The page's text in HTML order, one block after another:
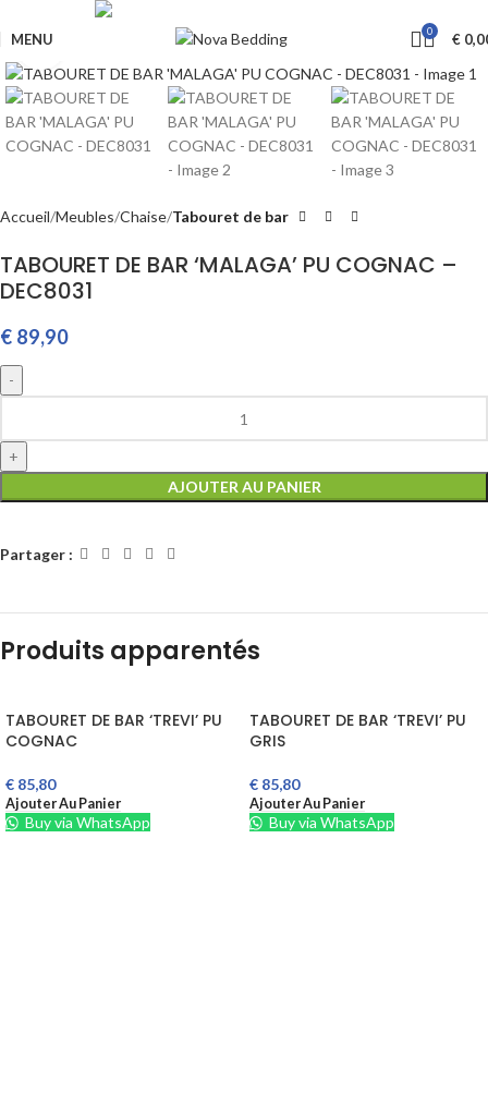
MENU 0 €
Cliquez pour agrandir
Accueil Meubles Chaise Tabouret de bar
TABOURET DE BAR ‘MALAGA’ PU COGNAC –
DEC8031
€ 89,90
AJOUTER AU PANIER
Partager :
Produits apparentés
TABOURET DE BAR ‘TREVI’ PU
COGNAC
€ 85,80
Ajouter Au Panier
Buy via WhatsApp
TABOURET DE BAR ‘TREVI’ PU
GRIS
€ 85,80
Ajouter Au Panier
Buy via WhatsApp